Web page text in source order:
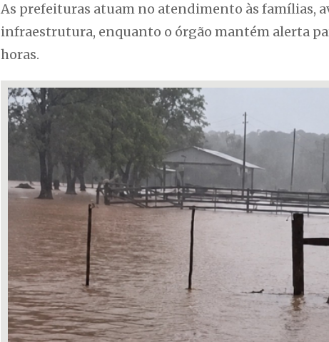
As prefeituras atuam no atendimento às famílias,
infraestrutura, enquanto o órgão mantém alerta
horas.